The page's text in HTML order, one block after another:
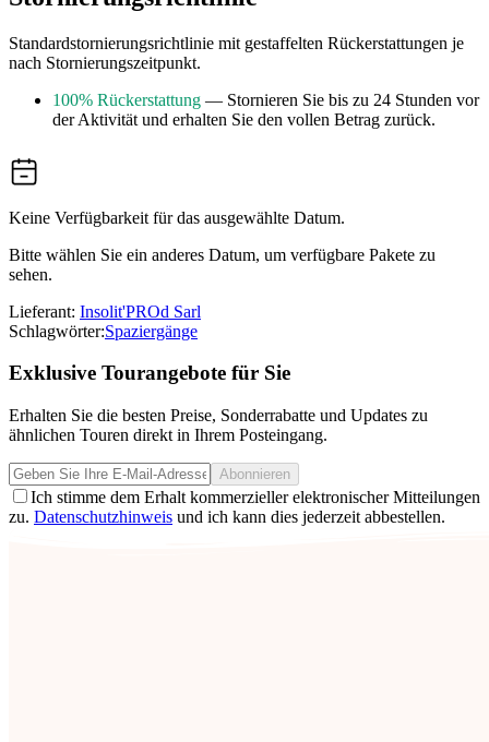
Standardstornierungsrichtlinie mit gestaffelten Rückerstattungen je
nach Stornierungszeitpunkt.
100% Rückerstattung — Stornieren Sie bis zu 24 Stunden vor
der Aktivität und erhalten Sie den vollen Betrag zurück.
Keine Verfügbarkeit für das ausgewählte Datum.
Bitte wählen Sie ein anderes Datum, um verfügbare Pakete zu
sehen.
Lieferant: Insolit'PROd Sarl
Schlagwörter:Spaziergänge
Exklusive Tourangebote für Sie
Erhalten Sie die besten Preise, Sonderrabatte und Updates zu
ähnlichen Touren direkt in Ihrem Posteingang.
Abonnieren
Ich stimme dem Erhalt kommerzieller elektronischer Mitteilungen
zu. Datenschutzhinweis und ich kann dies jederzeit abbestellen.